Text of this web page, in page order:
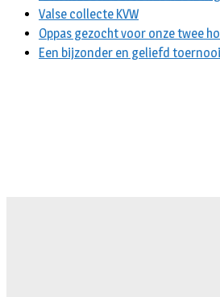
Valse collecte KVW
Oppas gezocht voor onze twee
Een bijzonder en geliefd toernooi